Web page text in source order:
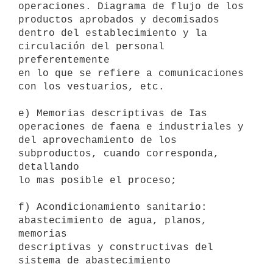
operaciones. Diagrama de flujo de los
productos aprobados y decomisados
dentro del establecimiento y la
circulación del personal
preferentemente
en lo que se refiere a comunicaciones
con los vestuarios, etc.
e) Memorias descriptivas de Ias
operaciones de faena e industriales y
del aprovechamiento de los
subproductos, cuando corresponda,
detallando
lo mas posible el proceso;
f) Acondicionamiento sanitario:
abastecimiento de agua, planos,
memorias
descriptivas y constructivas del
sistema de abastecimiento